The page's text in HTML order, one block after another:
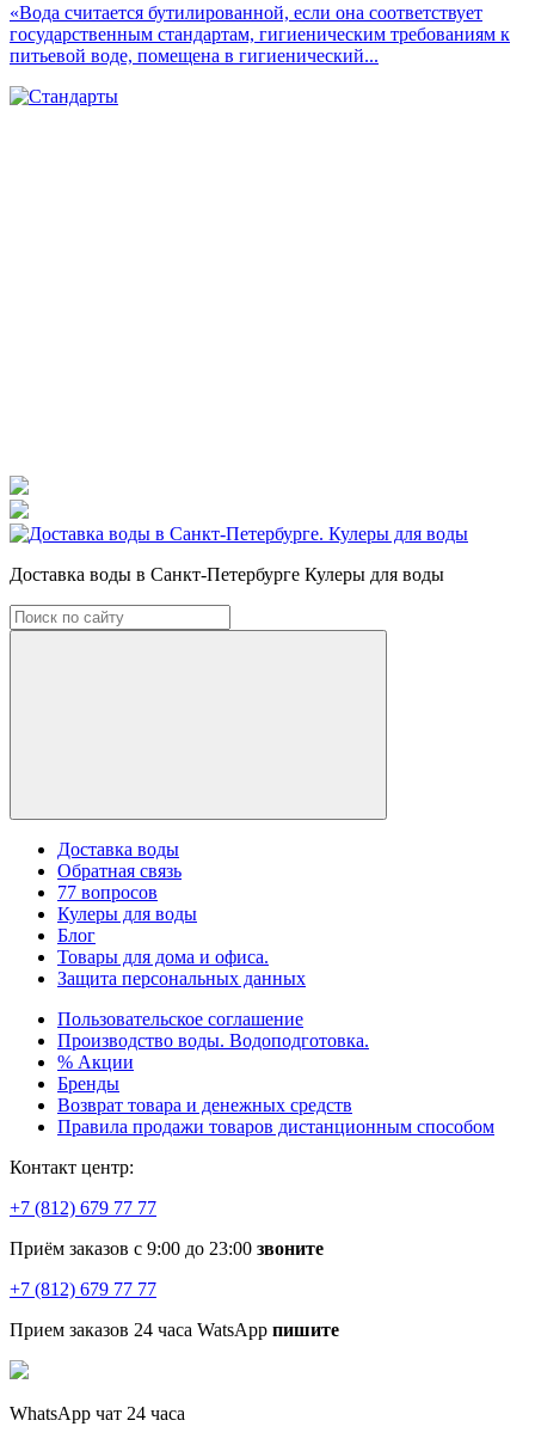
«Вода считается бутилированной, если она соответствует
государственным стандартам, гигиеническим требованиям к
питьевой воде, помещена в гигиенический...
Доставка воды в Санкт-Петербурге Кулеры для воды
Доставка воды
Обратная связь
77 вопросов
Кулеры для воды
Блог
Товары для дома и офиса.
Защита персональных данных
Пользовательское соглашение
Производство воды. Водоподготовка.
% Акции
Бренды
Возврат товара и денежных средств
Правила продажи товаров дистанционным способом
Контакт центр:
+7 (812) 679 77 77
Приём заказов с 9:00 до 23:00 звоните
+7 (812) 679 77 77
Прием заказов 24 часа WatsApp пишите
WhatsApp чат 24 часа